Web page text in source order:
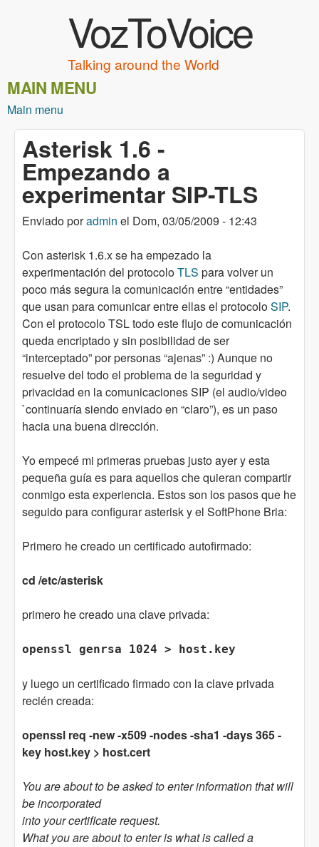
VozToVoice
Talking around the World
MAIN MENU
Main menu
Asterisk 1.6 -
Empezando a
experimentar SIP-TLS
Enviado poradmin el Dom, 03/05/2009 - 12:43
Con asterisk 1.6.x se ha empezado la
experimentación del protocoloTLS para volver un
poco más segura la comunicación entre “entidades”
que usan para comunicar entre ellas el protocoloSIP.
Con el protocolo TSL todo este flujo de comunicación
queda encriptado y sin posibilidad de ser
“interceptado” por personas “ajenas” :) Aunque no
resuelve del todo el problema de la seguridad y
privacidad en la comunicaciones SIP (el audio/video
`continuaría siendo enviado en “claro”), es un paso
hacia una buena dirección.
Yo empecé mi primeras pruebas justo ayer y esta
pequeña guía es para aquellos che quieran compartir
conmigo esta experiencia. Estos son los pasos que he
seguido para configurar asterisk y el SoftPhone Bria:
Primero he creado un certificado autofirmado:
cd /etc/asterisk
primero he creado una clave privada:
openssl genrsa 1024 > host.key
y luego un certificado firmado con la clave privada
recién creada:
openssl req -new -x509 -nodes -sha1 -days 365 -
key host.key > host.cert
You are about to be asked to enter information that will
be incorporated
into your certificate request.
What you are about to enter is what is called a